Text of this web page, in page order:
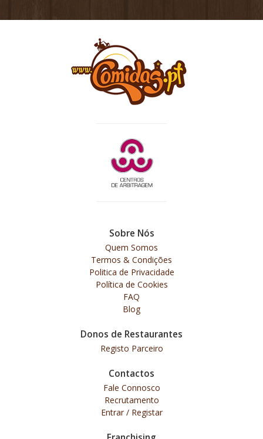
Sobre Nós
Quem Somos
Termos & Condições
Politica de Privacidade
Política de Cookies
FAQ
Blog
Donos de Restaurantes
Registo Parceiro
Contactos
Fale Connosco
Recrutamento
Entrar / Registar